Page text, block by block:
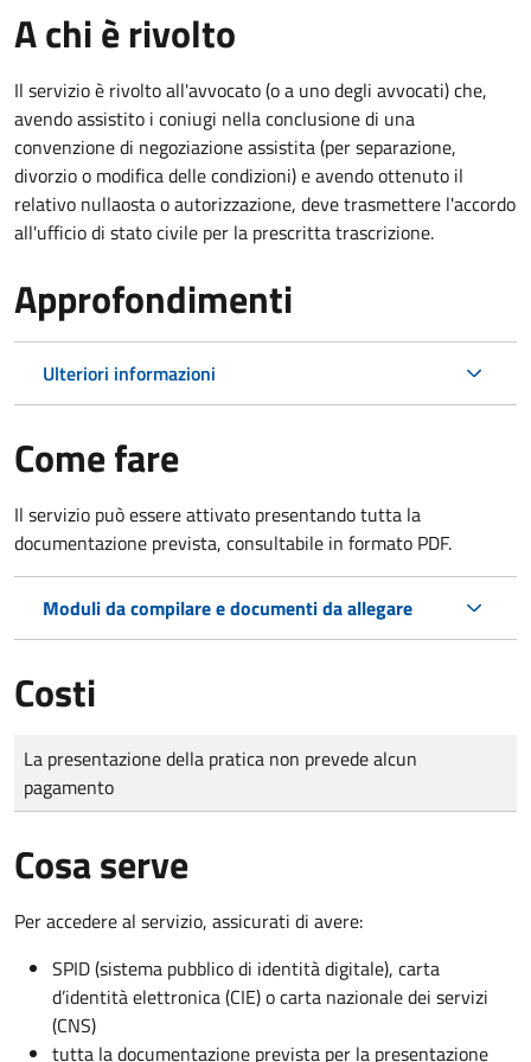
A chi è rivolto
Il servizio è rivolto all'avvocato (o a uno degli avvocati) che,
avendo assistito i coniugi nella conclusione di una
convenzione di negoziazione assistita (per separazione,
divorzio o modifica delle condizioni) e avendo ottenuto il
relativo nullaosta o autorizzazione, deve trasmettere l'accordo
all'ufficio di stato civile per la prescritta trascrizione.
Approfondimenti
Ulteriori informazioni
Come fare
Il servizio può essere attivato presentando tutta la
documentazione prevista, consultabile in formato PDF.
Moduli da compilare e documenti da allegare
Costi
Tipo di pagamento
Importo
La presentazione della pratica non prevede alcun
pagamento
Cosa serve
Per accedere al servizio, assicurati di avere:
SPID (sistema pubblico di identità digitale), carta
d’identità elettronica (CIE) o carta nazionale dei servizi
(CNS)
tutta la documentazione prevista per la presentazione